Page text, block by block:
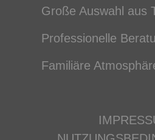
Große Auswahl aus
Professionelle
Familiäre